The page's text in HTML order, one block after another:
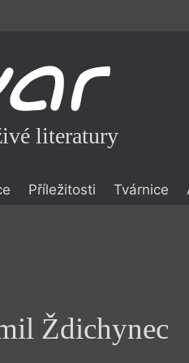
literatury
Příležitosti Tvárnice
Ždichynec